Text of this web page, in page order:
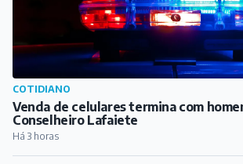
COTIDIANO
Venda de celulares termina com
Conselheiro Lafaiete
Há 3 horas